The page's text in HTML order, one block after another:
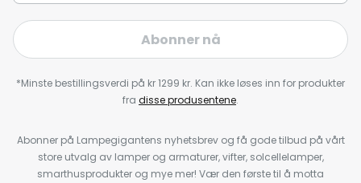
Abonner nå
*Minste bestillingsverdi på kr 1299 kr. Kan ikke løses inn for produkter
fra disse produsentene.
Abonner på Lampegigantens nyhetsbrev og få gode tilbud på vårt
store utvalg av lamper og armaturer, vifter, solcellelamper,
smarthusprodukter og mye mer! Vær den første til å motta